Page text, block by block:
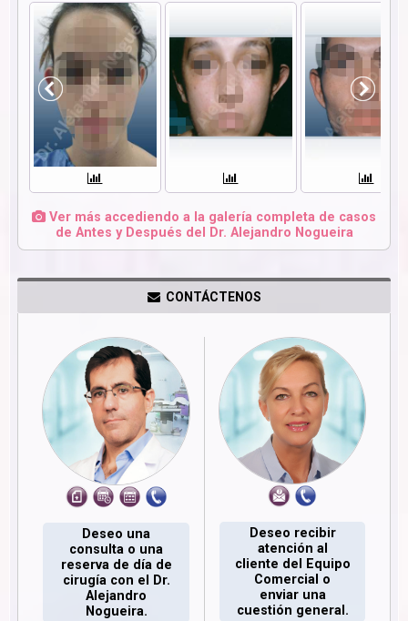
Ver más accediendo a la galería completa de casos
de Antes y Después del Dr. Alejandro Nogueira
CONTÁCTENOS
Deseo una
consulta o una
reserva de día de
cirugía con el Dr.
Alejandro
Nogueira.
Deseo recibir
atención al
cliente del Equipo
Comercial o
enviar una
cuestión general.